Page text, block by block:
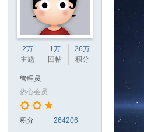
2万
主题
1万
回帖
26万
积分
管理员
热心会员
积分 264206